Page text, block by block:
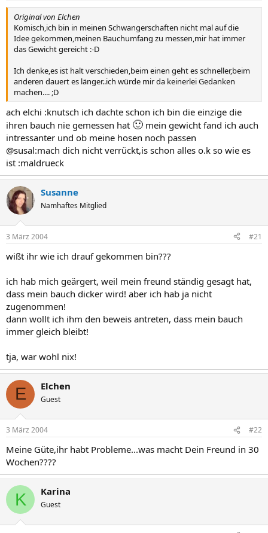
Original von Elchen
Komisch,ich bin in meinen Schwangerschaften nicht mal auf die
Idee gekommen,meinen Bauchumfang zu messen,mir hat immer
das Gewicht gereicht :-D
Ich denke,es ist halt verschieden,beim einen geht es schneller,beim
anderen dauert es länger..ich würde mir da keinerlei Gedanken
machen.... ;D
ach elchi :knutsch ich dachte schon ich bin die einzige die
ihren bauch nie gemessen hat 🙂 mein gewicht fand ich auch
intressanter und ob meine hosen noch passen
@susal:mach dich nicht verrückt,is schon alles o.k so wie es
ist :maldrueck
Susanne
Namhaftes Mitglied
3 März 2004 #21
wißt ihr wie ich drauf gekommen bin???
ich hab mich geärgert, weil mein freund ständig gesagt hat,
dass mein bauch dicker wird! aber ich hab ja nicht
zugenommen!
dann wollt ich ihm den beweis antreten, dass mein bauch
immer gleich bleibt!
tja, war wohl nix!
E Elchen
Guest
3 März 2004 #22
Meine Güte,ihr habt Probleme...was macht Dein Freund in 30
Wochen????
K Karina
Guest